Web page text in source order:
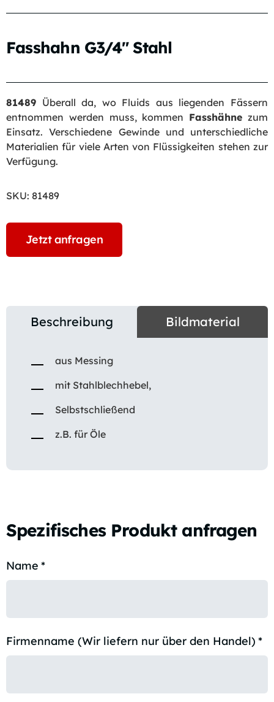
Fasshahn G3/4″ Stahl
81489 Überall da, wo Fluids aus liegenden Fässern
entnommen werden muss, kommen Fasshähne zum
Einsatz. Verschiedene Gewinde und unterschiedliche
Materialien für viele Arten von Flüssigkeiten stehen zur
Verfügung.
SKU: 81489
Jetzt anfragen
Beschreibung Bildmaterial
aus Messing
mit Stahlblechhebel,
Selbstschließend
z.B. für Öle
Spezifisches Produkt anfragen
Name *
Firmenname (Wir liefern nur über den Handel) *